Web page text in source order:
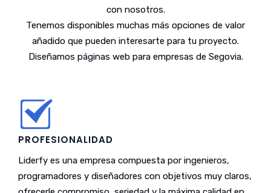
con nosotros.
Tenemos disponibles muchas más opciones de valor
añadido que pueden interesarte para tu proyecto.
Diseñamos páginas web para empresas de Segovia.
PROFESIONALIDAD
Liderfy es una empresa compuesta por ingenieros,
programadores y diseñadores con objetivos muy claros,